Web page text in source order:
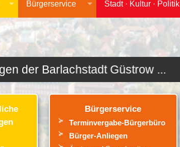
Bürgerservice Stadt · Kultur · Politik
der Barlachstadt
Bürgerservice
Terminvergabe-Bürgerbüro
Bürger-Anliegen